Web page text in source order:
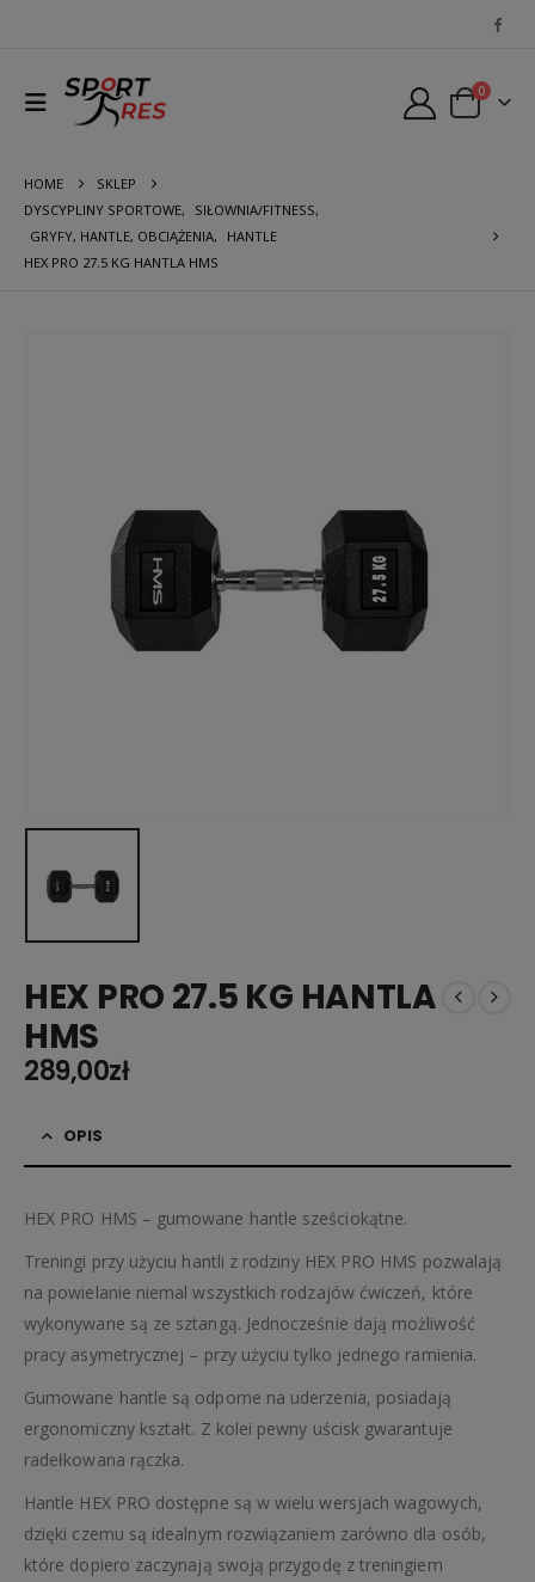
0
HOME
SKLEP
DYSCYPLINY SPORTOWE, SIŁOWNIA/FITNESS,
GRYFY, HANTLE, OBCIĄŻENIA,
HANTLE
HEX PRO 27.5 KG HANTLA HMS
HEX PRO 27.5 KG HANTLA
HMS
289,00zł
OPIS
HEX PRO HMS – gumowane hantle sześciokątne.
Treningi przy użyciu hantli z rodziny HEX PRO HMS pozwalają
na powielanie niemal wszystkich rodzajów ćwiczeń, które
wykonywane są ze sztangą. Jednocześnie dają możliwość
pracy asymetrycznej – przy użyciu tylko jednego ramienia.
Gumowane hantle są odporne na uderzenia, posiadają
ergonomiczny kształt. Z kolei pewny uścisk gwarantuje
radełkowana rączka.
Hantle HEX PRO dostępne są w wielu wersjach wagowych,
dzięki czemu są idealnym rozwiązaniem zarówno dla osób,
które dopiero zaczynają swoją przygodę z treningiem